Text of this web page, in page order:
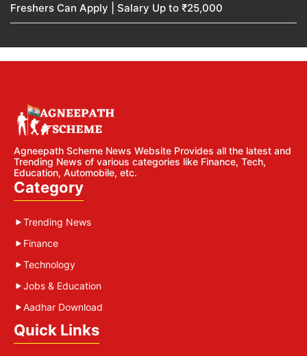
Freshers Can Apply | Salary Up to ₹25,000
Agneepath Scheme News Website Provides all the latest and
Trending News of various categories like Finance, Tech,
Education, Automobile, etc.
Category
Trending News
Finance
Technology
Jobs & Education
Aadhar Download
Quick Links